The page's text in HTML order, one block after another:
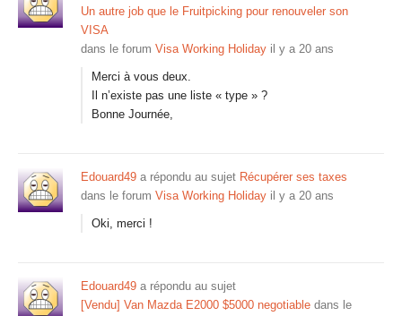
Un autre job que le Fruitpicking pour renouveler son
VISA
dans le forum Visa Working Holiday il y a 20 ans
Merci à vous deux.
Il n’existe pas une liste « type » ?
Bonne Journée,
Edouard49 a répondu au sujet Récupérer ses taxes
dans le forum Visa Working Holiday il y a 20 ans
Oki, merci !
Edouard49 a répondu au sujet
[Vendu] Van Mazda E2000 $5000 negotiable dans le